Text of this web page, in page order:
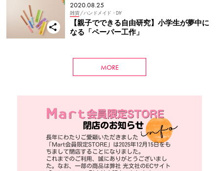
2020.08.25
雑貨 / ハンドメイド・DIY
【親子でできる自由研究】小学生が夢中に
なる「ペーパー工作」
MORE